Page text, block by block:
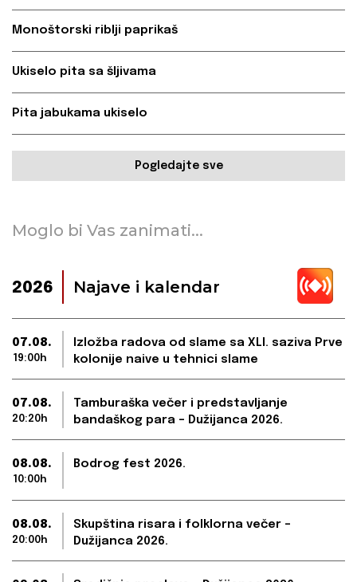
Monoštorski riblji paprikaš
Ukiselo pita sa šljivama
Pita jabukama ukiselo
Pogledajte sve
Moglo bi Vas zanimati...
2026 Najave i kalendar
07.08.
19:00h
Izložba radova od slame sa XLI. saziva Prve
kolonije naive u tehnici slame
07.08.
20:20h
Tamburaška večer i predstavljanje
bandaškog para – Dužijanca 2026.
08.08.
10:00h
Bodrog fest 2026.
08.08.
20:00h
Skupština risara i folklorna večer –
Dužijanca 2026.